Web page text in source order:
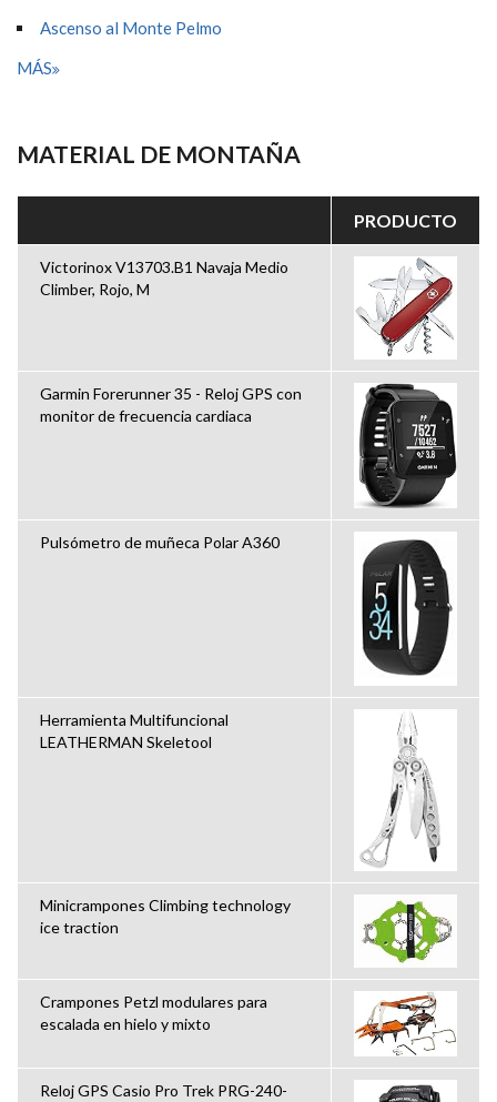
Ascenso al Monte Pelmo
MÁS
MATERIAL DE MONTAÑA
PRODUCTO
Victorinox V13703.B1 Navaja Medio
Climber, Rojo, M
Garmin Forerunner 35 - Reloj GPS con
monitor de frecuencia cardiaca
Pulsómetro de muñeca Polar A360
Herramienta Multifuncional
LEATHERMAN Skeletool
Minicrampones Climbing technology
ice traction
Crampones Petzl modulares para
escalada en hielo y mixto
Reloj GPS Casio Pro Trek PRG-240-